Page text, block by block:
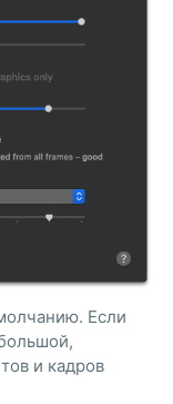
Если
и кадров